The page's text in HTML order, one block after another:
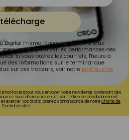
Digital Prisma Players analyse le taux
mesurer et optimiser les performances des
si vous ouvrez les courriels, l'heure à
des informations sur le terminal que
sur ces traceurs, voir notre politique de
Playerspour vous envoyer votre newsletter contenant des
vous désinscrire en utilisant le lien de désabonnement
exercer vos droits, prenez connaissance de notreCharte de
Confidentialité.